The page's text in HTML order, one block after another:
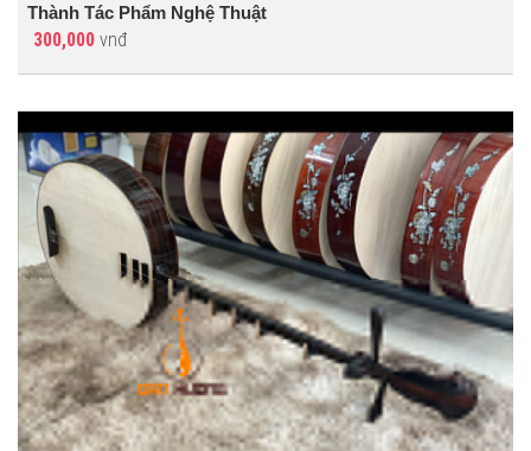
Thành Tác Phẩm Nghệ Thuật
300,000 vnđ